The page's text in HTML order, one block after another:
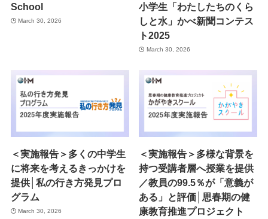
School
March 30, 2026
小学生「わたしたちのくら
しと水」かべ新聞コンテス
ト2025
March 30, 2026
＜実施報告＞多くの中学生
に将来を考えるきっかけを
提供│私の行き方発見プロ
グラム
March 30, 2026
＜実施報告＞多様な背景を
持つ受講者層へ授業を提供
／教員の99.5％が「意義が
ある」と評価│思春期の健
康教育推進プロジェクト